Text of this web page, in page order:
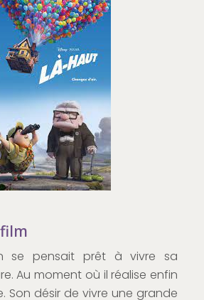
se pensait prêt à vivre sa
Au moment où il réalise enfin
Son désir de vivre une grande